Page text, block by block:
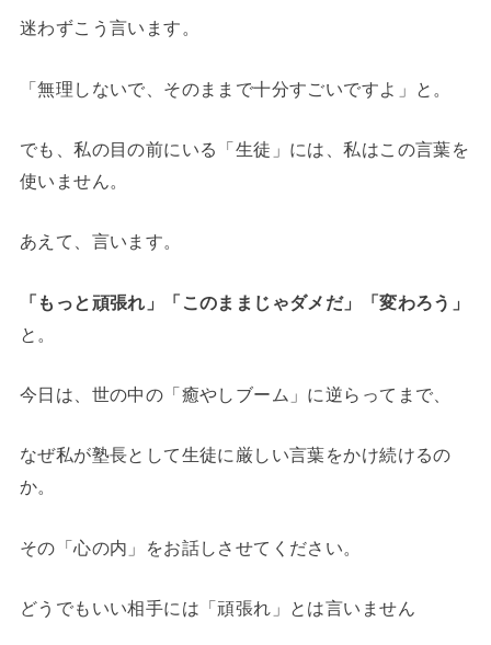
迷わずこう言います。
「無理しないで、そのままで十分すごいですよ」と。
でも、私の目の前にいる「生徒」には、私はこの言葉を
使いません。
あえて、言います。
「もっと頑張れ」「このままじゃダメだ」「変わろう」
と。
今日は、世の中の「癒やしブーム」に逆らってまで、
なぜ私が塾長として生徒に厳しい言葉をかけ続けるの
か。
その「心の内」をお話しさせてください。
どうでもいい相手には「頑張れ」とは言いません